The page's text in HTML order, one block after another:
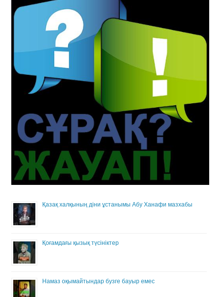
Қазақ халқының діни ұстанымы Абу Ханафи мазхабы
Қоғамдағы қызық түсініктер
Намаз оқымайтындар бузге бауыр емес